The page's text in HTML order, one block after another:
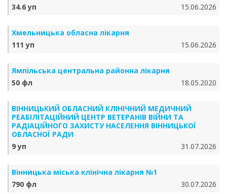
34.6 уп
15.06.2026
Хмельницька обласна лікарня
111 уп
15.06.2026
Ямпільська центральна районна лікарня
50 фл
18.05.2020
ВІННИЦЬКИЙ ОБЛАСНИЙ КЛІНІЧНИЙ МЕДИЧНИЙ
РЕАБІЛІТАЦІЙНИЙ ЦЕНТР ВЕТЕРАНІВ ВІЙНИ ТА
РАДІАЦІЙНОГО ЗАХИСТУ НАСЕЛЕННЯ ВІННИЦЬКОЇ
ОБЛАСНОЇ РАДИ
9 уп
31.07.2026
Вінницька міська клінічна лікарня №1
790 фл
30.07.2026